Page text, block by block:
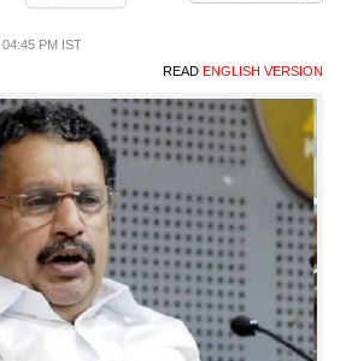
PM IST
READ ENGLISH VERSION